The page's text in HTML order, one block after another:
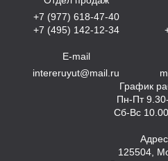
+7 (977) 618-47-40
+7 (495) 142-12-34
E-mail
intereruyut@mail.ru
График
Пн-Пт
Сб-Вс
125504,